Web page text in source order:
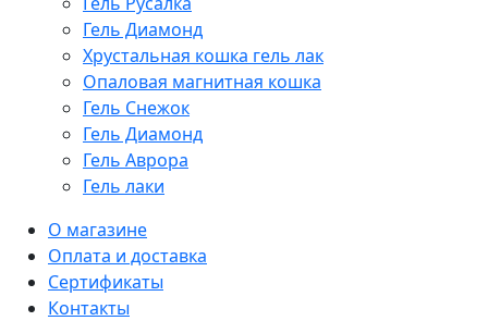
Гель Диамонд
Хрустальная кошка гель лак
Опаловая магнитная кошка
Гель Снежок
Гель Диамонд
Гель Аврора
Гель лаки
О магазине
Оплата и доставка
Cертификаты
Контакты